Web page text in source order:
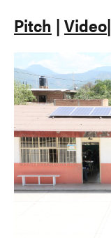
Pitch | Video|